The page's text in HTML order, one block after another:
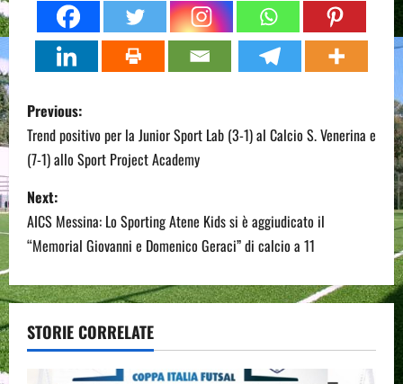
P
o
s
t
n
a
v
Previous:
Trend positivo per la Junior Sport Lab (3-1) al Calcio S. Venerina e
(7-1) allo Sport Project Academy
Next:
AICS Messina: Lo Sporting Atene Kids si è aggiudicato il
“Memorial Giovanni e Domenico Geraci” di calcio a 11
STORIE CORRELATE